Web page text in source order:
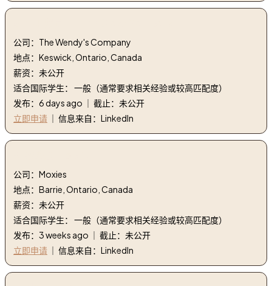
公司：The Wendy's Company
地点：Keswick, Ontario, Canada
薪资：未公开
适合国际学生： 一般（通常要求相关经验或较高匹配度）
发布：6 days ago ｜ 截止：未公开
立即申请 ｜ 信息来自：LinkedIn
公司：Moxies
地点：Barrie, Ontario, Canada
薪资：未公开
适合国际学生： 一般（通常要求相关经验或较高匹配度）
发布：3 weeks ago ｜ 截止：未公开
立即申请 ｜ 信息来自：LinkedIn